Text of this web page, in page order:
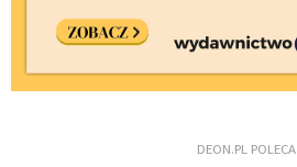
DEON.PL POLECA